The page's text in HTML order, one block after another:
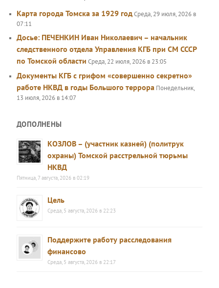
Карта города Томска за 1929 годСреда, 29 июля, 2026 в
07:11
Досье: ПЕЧЕНКИН Иван Николаевич – начальник
следственного отдела Управления КГБ при СМ СССР
по Томской области Среда, 22 июля, 2026 в 23:05
Документы КГБ с грифом «совершенно секретно»
работе НКВД в годы Большого террора Понедельник,
13 июля, 2026 в 14:07
ДОПОЛНЕНЫ
КОЗЛОВ – (участник казней) (политрук
охраны) Томской расстрельной тюрьмы
НКВД
Пятница, 7 августа, 2026 в 02:19
Цель
Среда, 5 августа, 2026 в 22:23
Поддержите работу расследования
финансово
Среда, 5 августа, 2026 в 22:17